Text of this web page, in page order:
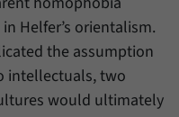
Helfer’s orientalism.
the assumption
intellectuals, two
would ultimately